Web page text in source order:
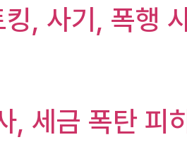
, 사기, 폭행
, 세금 폭탄 피